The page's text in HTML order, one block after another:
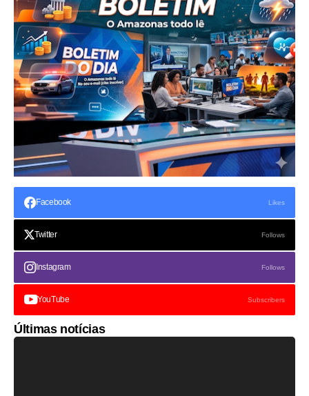
Facebook Likes
Twitter Follows
Instagram Follows
YouTube Subscribers
Últimas notícias